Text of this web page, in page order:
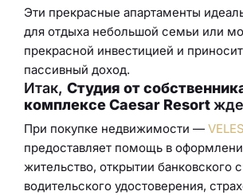
Эти прекрасные апартаменты
для отдыха небольшой семьи или
прекрасной инвестицией и
пассивный доход.
Итак, Студия от
комплексеCaesar Resort
При покупке недвижимости —
предоставляет помощь в
жительство, открытии банковского
водительского удостоверения,